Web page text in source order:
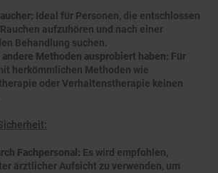
Ideal für Personen, die entschlossen
aufzuhören und nach einer
Behandlung suchen.
Methoden ausprobiert haben: Für
herkömmlichen Methoden wie
oder Verhaltenstherapie keinen
Fachpersonal: Es wird empfohlen,
ärztlicher Aufsicht zu verwenden, um